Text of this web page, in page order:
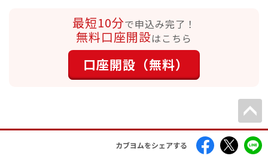
最短10分で申込み完了！
無料口座開設はこちら
口座開設（無料）
カブヨムをシェアする